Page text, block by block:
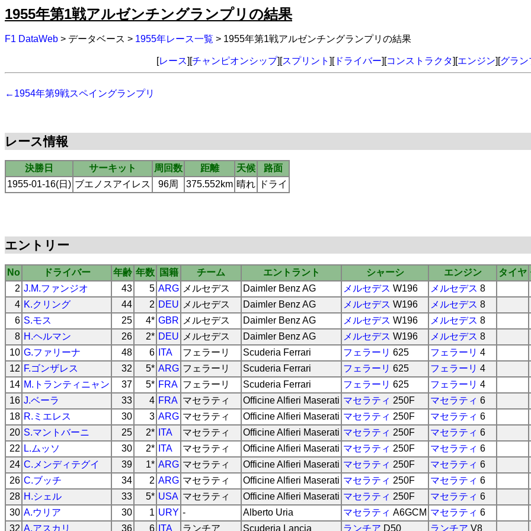
1955年第1戦アルゼンチングランプリの結果
F1 DataWeb > データベース > 1955年レース一覧 > 1955年第1戦アルゼンチングランプリの結果
[レース][チャンピオンシップ][スプリント ][ドライバー][コンストラクタ][エンジン][グラン
←1954年第9戦スペイングランプリ
レース情報
決勝日 サーキット 周回数 距離 天候
路面
1955-01-16(日) ブエノスアイレス 96周 375.552km 晴れ ドライ
エントリー
No ドライバー 年齢 年数 国籍 チーム エントラント シャーシ エンジン タイヤ
2 J.M.ファンジオ 43 5 ARG メルセデス Daimler Benz AG メルセデス W196 メルセデス 8
4 K.クリング 44 2 DEU メルセデス Daimler Benz AG メルセデス W196 メルセデス 8
6 S.モス 25 4* GBR メルセデス Daimler Benz AG メルセデス W196 メルセデス 8
8 H.ヘルマン 26 2* DEU メルセデス Daimler Benz AG メルセデス W196 メルセデス 8
10 G.ファリーナ 48 6 ITA フェラーリ Scuderia Ferrari フェラーリ 625 フェラーリ 4
12 F.ゴンザレス 32 5* ARG フェラーリ Scuderia Ferrari フェラーリ 625 フェラーリ 4
14 M.トランティニャン 37 5* FRA フェラーリ Scuderia Ferrari フェラーリ 625 フェラーリ 4
16 J.ベーラ 33 4 FRA マセラティ Officine Alfieri Maserati マセラティ 250F マセラティ 6
18 R.ミエレス 30 3 ARG マセラティ Officine Alfieri Maserati マセラティ 250F マセラティ 6
20 S.マントバーニ 25 2* ITA マセラティ Officine Alfieri Maserati マセラティ 250F マセラティ 6
22 L.ムッソ 30 2* ITA マセラティ Officine Alfieri Maserati マセラティ 250F マセラティ 6
24 C.メンディテグイ 39 1* ARG マセラティ Officine Alfieri Maserati マセラティ 250F マセラティ 6
26 C.ブッチ 34 2 ARG マセラティ Officine Alfieri Maserati マセラティ 250F マセラティ 6
28 H.シェル 33 5* USA マセラティ Officine Alfieri Maserati マセラティ 250F マセラティ 6
30 A.ウリア 30 1 URY - Alberto Uria マセラティ A6GCM マセラティ 6
32 A.アスカリ 36 6 ITA ランチア Scuderia Lancia ランチア D50 ランチア V8